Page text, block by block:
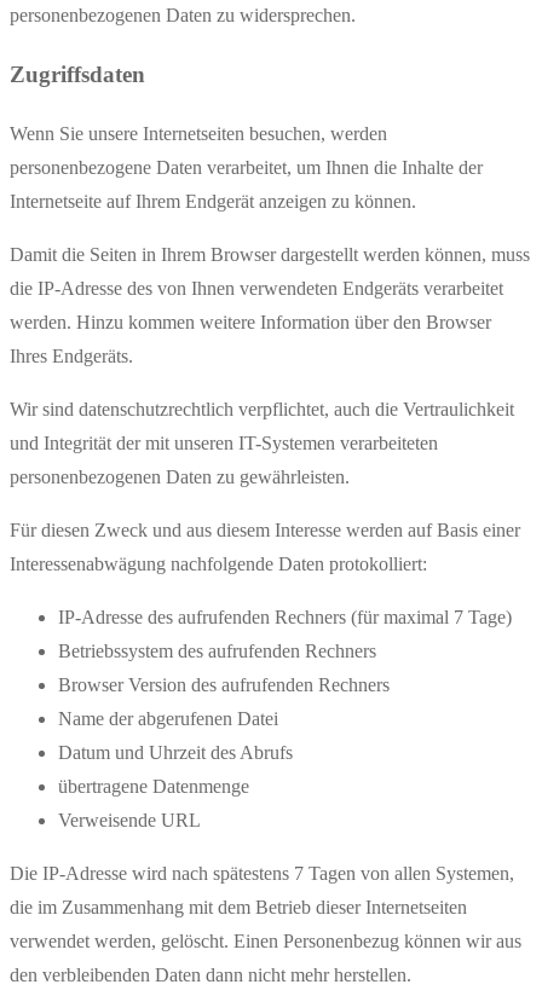
personenbezogenen Daten zu widersprechen.
Zugriffsdaten
Wenn Sie unsere Internetseiten besuchen, werden
personenbezogene Daten verarbeitet, um Ihnen die Inhalte der
Internetseite auf Ihrem Endgerät anzeigen zu können.
Damit die Seiten in Ihrem Browser dargestellt werden können, muss
die IP-Adresse des von Ihnen verwendeten Endgeräts verarbeitet
werden. Hinzu kommen weitere Information über den Browser
Ihres Endgeräts.
Wir sind datenschutzrechtlich verpflichtet, auch die Vertraulichkeit
und Integrität der mit unseren IT-Systemen verarbeiteten
personenbezogenen Daten zu gewährleisten.
Für diesen Zweck und aus diesem Interesse werden auf Basis einer
Interessenabwägung nachfolgende Daten protokolliert:
IP-Adresse des aufrufenden Rechners (für maximal 7 Tage)
Betriebssystem des aufrufenden Rechners
Browser Version des aufrufenden Rechners
Name der abgerufenen Datei
Datum und Uhrzeit des Abrufs
übertragene Datenmenge
Verweisende URL
Die IP-Adresse wird nach spätestens 7 Tagen von allen Systemen,
die im Zusammenhang mit dem Betrieb dieser Internetseiten
verwendet werden, gelöscht. Einen Personenbezug können wir aus
den verbleibenden Daten dann nicht mehr herstellen.